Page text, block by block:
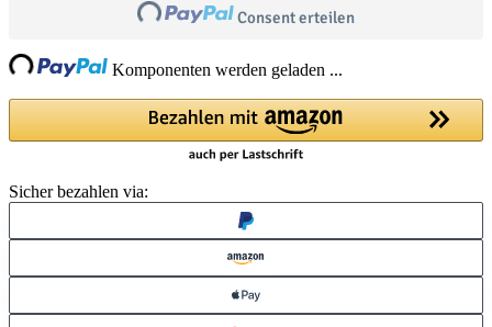
Loading... Consent erteilen
Komponenten werden geladen ...
Sicher bezahlen via: